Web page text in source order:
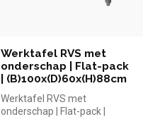
Werktafel RVS met
onderschap | Flat-pack
| (B)100x(D)60x(H)88cm
Werktafel RVS met
onderschap | Flat-pack |